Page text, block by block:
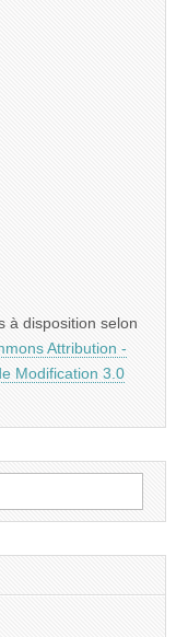
à disposition selon
Attribution -
Modification 3.0